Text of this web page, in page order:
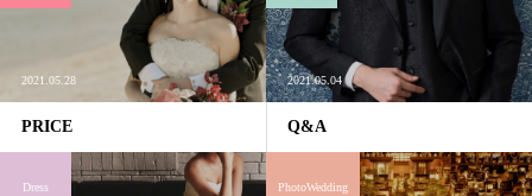
2021.05.28
PRICE
2021.05.04
Q&A
Dress PhotoWedding